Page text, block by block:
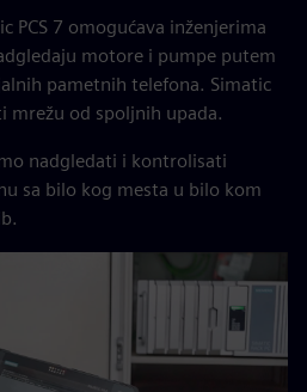
PCS 7 omogućava inženjerima
motore i pumpe putem
pametnih telefona. Simatic
mrežu od spoljnih upada.
nadgledati i kontrolisati
sa bilo kog mesta u bilo kom